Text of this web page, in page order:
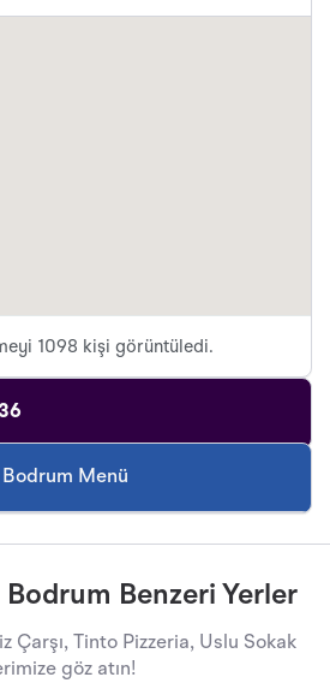
1098 kişi görüntüledi.
Bodrum Menü
Benzeri Yerler
Çarşı, Tinto Pizzeria, Uslu Sokak
göz atın!